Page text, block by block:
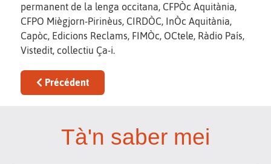
permanent de la lenga occitana, CFPÒc Aquitània,
CFPO Miègjorn-Pirinèus, CIRDÒC, InÒc Aquitània,
Capòc, Edicions Reclams, FIMÒc, OCtele, Ràdio País,
Vistedit, collectiu Ça-i.
Article précédent : Diagnostic de l'estat deu
Précédent
Tà'n saber mei